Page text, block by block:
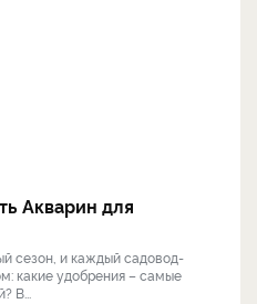
Акварин для
сезон, и каждый садовод-
какие удобрения – самые
В...